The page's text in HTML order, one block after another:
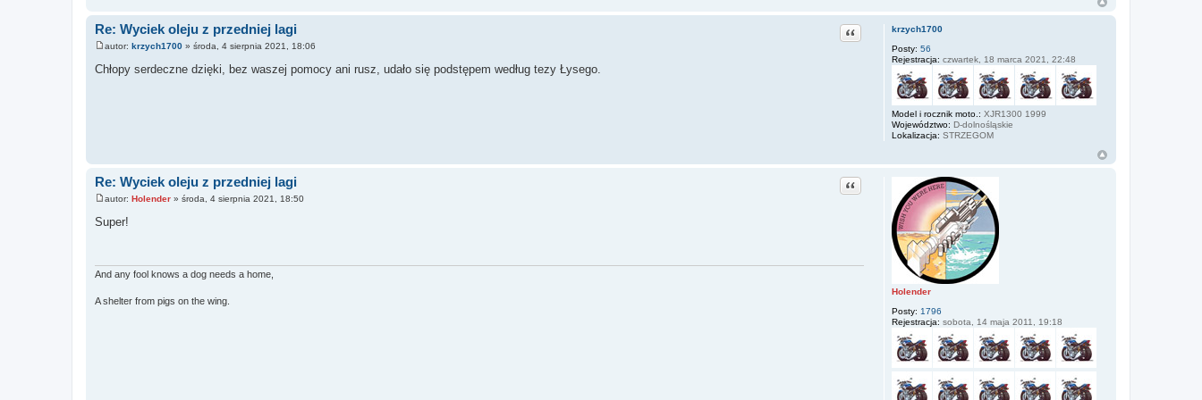
krzych1700
Posty: 56
Rejestracja: czwartek, 18 marca 2021, 22:48
Model i rocznik moto.: XJR1300 1999
Województwo: D-dolnośląskie
Lokalizacja: STRZEGOM
Re: Wyciek oleju z przedniej lagi Cytuj
o
s
autor: krzych1700 » środa, 4 sierpnia 2021, 18:06
Chłopy serdeczne dzięki, bez waszej pomocy ani rusz, udało się podstępem według tezy Łysego.
Holender
Posty: 1796
Rejestracja: sobota, 14 maja 2011, 19:18
Re: Wyciek oleju z przedniej lagi Cytuj
o
s
autor: Holender » środa, 4 sierpnia 2021, 18:50
Super!
And any fool knows a dog needs a home,
A shelter from pigs on the wing.